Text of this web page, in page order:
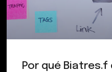
Por qué